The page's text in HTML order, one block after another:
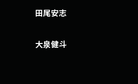
田尾安志
大泉健斗